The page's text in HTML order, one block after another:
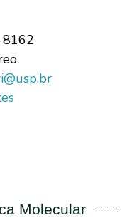
Molecular